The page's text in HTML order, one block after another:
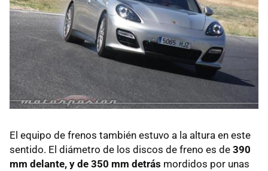
El equipo de frenos también estuvo a la altura en este
sentido. El diámetro de los discos de freno es de 390
mm delante, y de 350 mm detrás mordidos por unas